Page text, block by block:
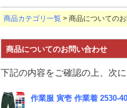
商品カテゴリ一覧 > 商品についての
商品についてのお問い合わせ
下記の内容をご確認の上、次に
作業服 寅壱 作業着 2530-